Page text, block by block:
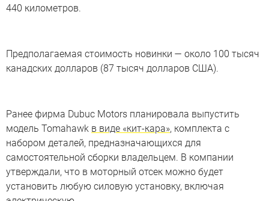
440 километров.
Предполагаемая стоимость новинки — около 100 тысяч
канадских долларов (87 тысяч долларов США).
Ранее фирма Dubuc Motors планировала выпустить
модель Tomahawk в виде «кит-кара», комплекта с
набором деталей, предназначающихся для
самостоятельной сборки владельцем. В компании
утверждали, что в моторный отсек можно будет
установить любую силовую установку, включая